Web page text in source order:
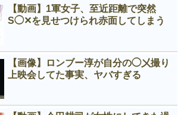
【動画】1軍女子、至近距離で突然
S◯✕を見せつけられ赤面してしまう
【画像】ロンブー淳が自分の◯㐅撮り
上映会してた事実、ヤバすぎる